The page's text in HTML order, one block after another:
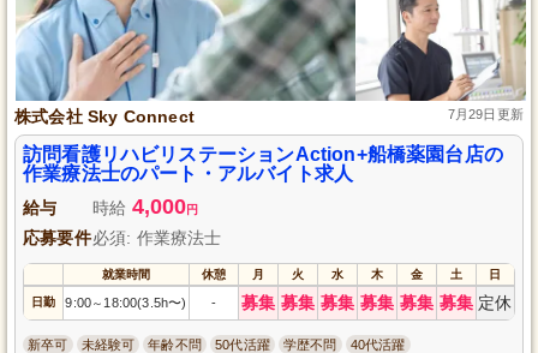
株式会社 Sky Connect 7月29日更新
訪問看護リハビリステーションAction+船橋薬園台店の
作業療法士のパート・アルバイト求人
給与 時給 4,000円
応募要件必須: 作業療法士
就業時間 休憩 月 火 水 木 金 土 日
日勤 9:00～ 18:00(3.5h〜) - 募集 募集 募集 募集 募集 募集 定休
新卒可 未経験可 年齢不問 50代活躍 学歴不問 40代活躍